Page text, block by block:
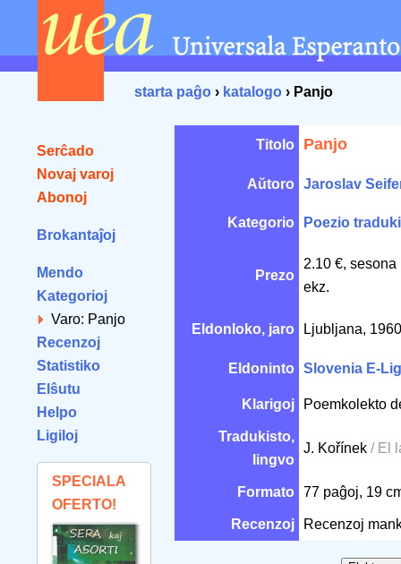
starta paĝo › katalogo › Panjo
Serĉado
Novaj varoj
Abonoj
Brokantaĵoj
Mendo
Kategorioj
Varo: Panjo
Recenzoj
Statistiko
Elŝutu
Helpo
Ligiloj
SPECIALA
OFERTO!
Titolo Panjo
Aŭtoro Jaroslav
Kategorio Poezio
Prezo
2.10 €,
ekz.
Eldonloko, jaro Ljubljana,
Eldoninto Slovenia E-
Klarigoj Poemkolekto
Tradukisto,
lingvo
J. Kořínek / El
Formato 77 paĝoj, 19
Recenzoj Recenzoj